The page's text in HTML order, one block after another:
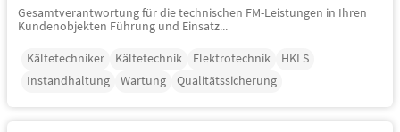
Gesamtverantwortung für die technischen FM-Leistungen in Ihren
Kundenobjekten Führung und Einsatz...
Kältetechniker
Kältetechnik Elektrotechnik
HKLS
Instandhaltung
Wartung Qualitätssicherung